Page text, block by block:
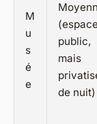
M
u
s
é
e
(espace
public,
mais
de nuit)